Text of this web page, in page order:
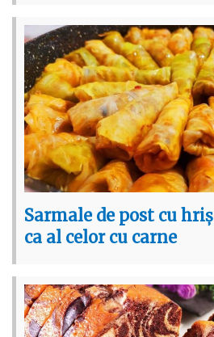
Sarmale de post cu
ca al celor cu carne